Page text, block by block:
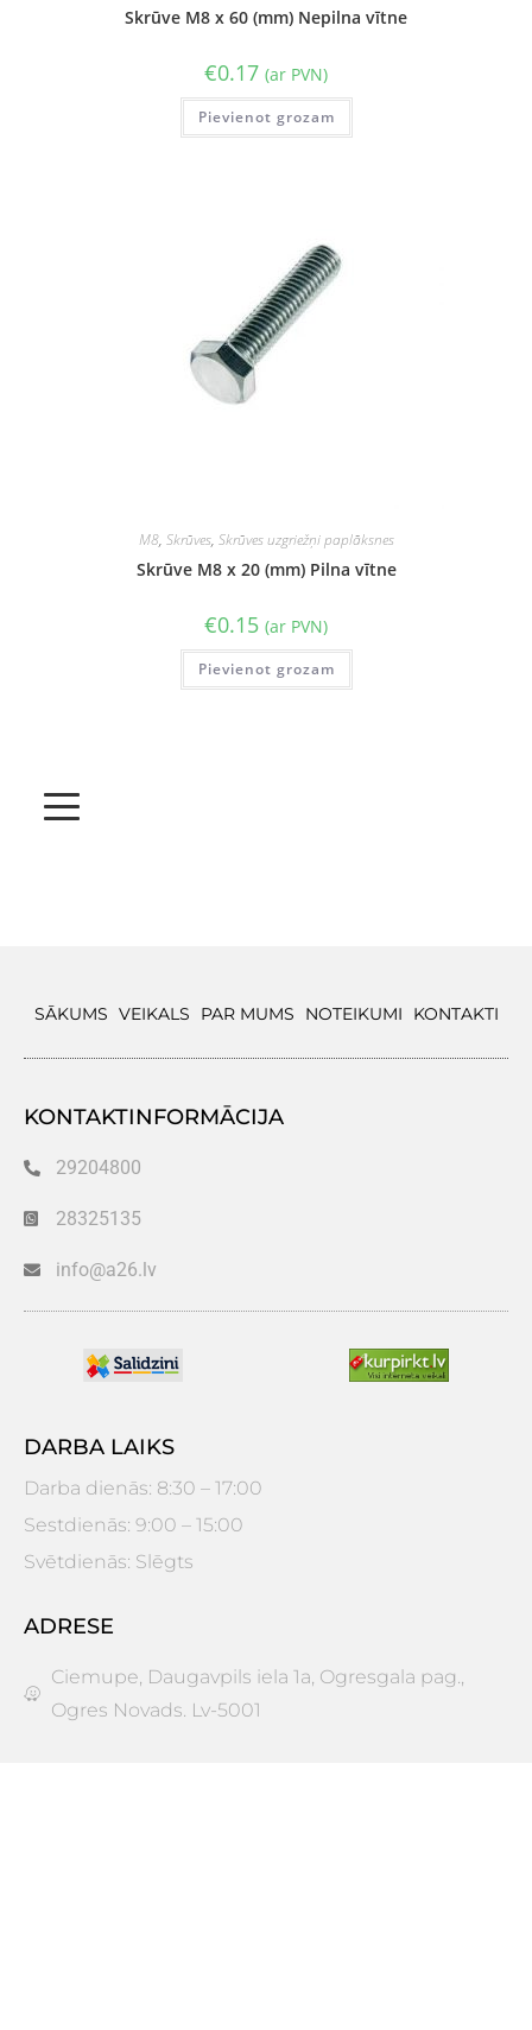
Skrūve M8 x 60 (mm) Nepilna vītne
€0.17 (ar PVN)
Pievienot grozam
M8, Skrūves, Skrūves uzgriežņi paplāksnes
Skrūve M8 x 20 (mm) Pilna vītne
€0.15 (ar PVN)
Pievienot grozam
SĀKUMS VEIKALS PAR MUMS NOTEIKUMI KONTAKTI
KONTAKTINFORMĀCIJA
29204800
28325135
info@a26.lv
DARBA LAIKS
Darba dienās: 8:30 – 17:00
Sestdienās: 9:00 – 15:00
Svētdienās: Slēgts
ADRESE
Ciemupe, Daugavpils iela 1a, Ogresgala pag.,
Ogres Novads. Lv-5001